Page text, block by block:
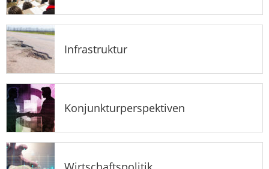
Infrastruktur
Konjunkturperspektiven